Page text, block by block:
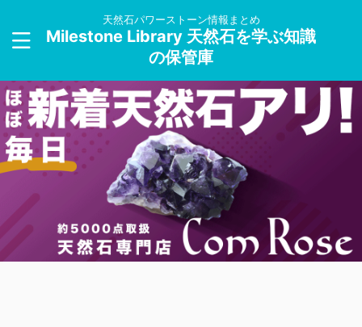
天然石パワーストーン情報まとめ
Milestone Library 天然石を学ぶ知識
の保管庫